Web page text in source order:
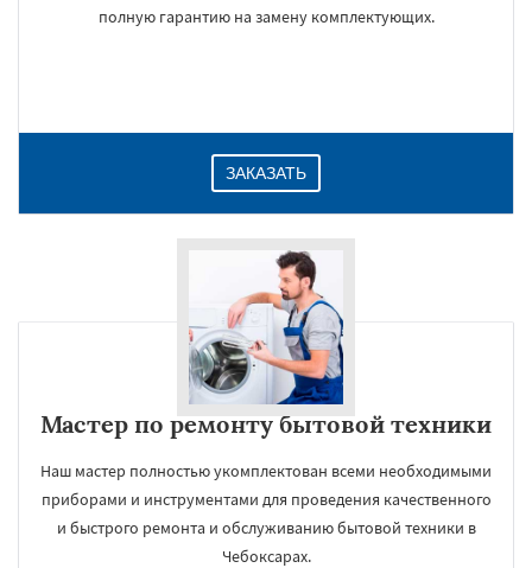
полную гарантию на замену комплектующих.
ЗАКАЗАТЬ
Мастер по ремонту бытовой техники
Наш мастер полностью укомплектован всеми необходимыми
приборами и инструментами для проведения качественного
и быстрого ремонта и обслуживанию бытовой техники в
Чебоксарах.